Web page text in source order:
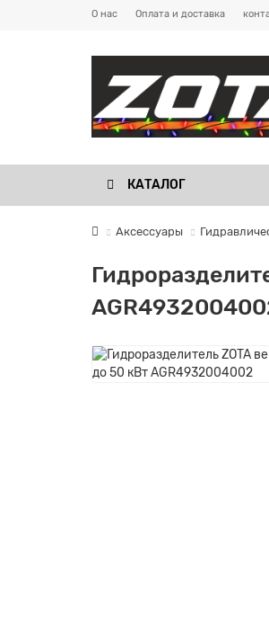
О нас Оплата и доставка
КАТАЛОГ
Аксессуары